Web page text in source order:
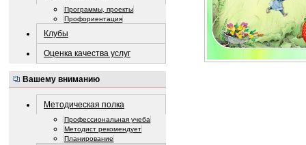
Программы, проекты
Профориентация
Клубы
Оценка качества услуг
Вашему вниманию
Методическая полка
Профессиональная учеба
Методист рекомендует
Планирование